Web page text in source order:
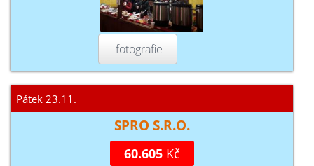
fotografie
Pátek 23.11.
SPRO S.R.O.
60.605Kč